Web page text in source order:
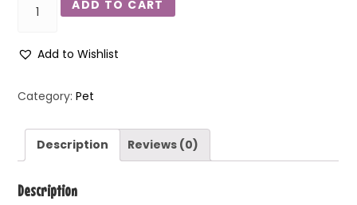
ADD TO CART
Add to Wishlist
Category:Pet
Description Reviews (0)
Description